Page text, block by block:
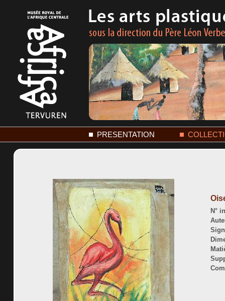
PRESENTATION
N°